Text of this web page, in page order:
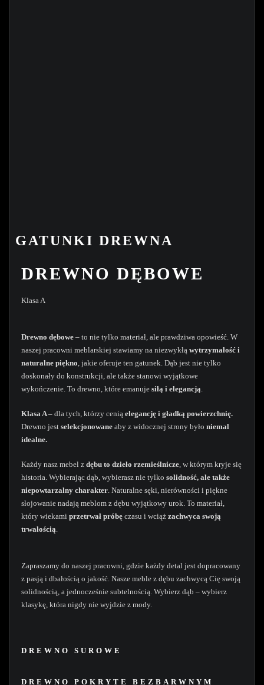
GATUNKI DREWNA
DREWNO DĘBOWE
Klasa A
Drewno dębowe – to nie tylko materiał, ale prawdziwa opowieść. W
naszej pracowni meblarskiej stawiamy na niezwykłą wytrzymałość i
naturalne piękno, jakie oferuje ten gatunek. Dąb jest nie tylko
doskonały do konstrukcji, ale także stanowi wyjątkowe
wykończenie. To drewno, które emanuje siłą i elegancją.
Klasa A – dla tych, którzy cenią elegancję i gładką powierzchnię.
Drewno jest selekcjonowane aby z widocznej strony było niemal
idealne.
Każdy nasz mebel z dębu to dzieło rzemieślnicze, w którym kryje się
historia. Wybierając dąb, wybierasz nie tylko solidność, ale także
niepowtarzalny charakter. Naturalne sęki, nierówności i piękne
słojowanie nadają meblom z dębu wyjątkowy urok. To materiał,
który wiekami przetrwał próbę czasu i wciąż zachwyca swoją
trwałością.
Zapraszamy do naszej pracowni, gdzie każdy detal jest dopracowany
z pasją i dbałością o jakość. Nasze meble z dębu zachwycą Cię swoją
solidnością, a jednocześnie subtelnością. Wybierz dąb – wybierz
klasykę, która nigdy nie wyjdzie z mody.
DREWNO SUROWE
DREWNO POKRYTE BEZBARWNYM